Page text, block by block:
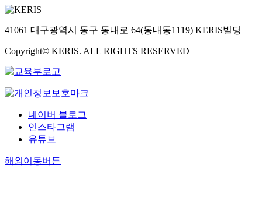
41061 대구광역시 동구 동내로 64(동내동1119) KERIS빌딩
Copyright© KERIS. ALL RIGHTS RESERVED
네이버 블로그
인스타그램
유튜브
해외이동버튼